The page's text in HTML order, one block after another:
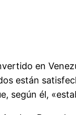
en
están
según él,